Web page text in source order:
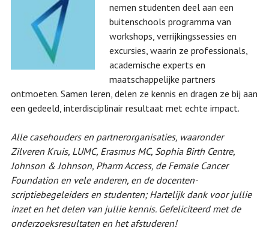
nemen studenten deel aan een
buitenschools programma van
workshops, verrijkingssessies en
excursies, waarin ze professionals,
academische experts en
maatschappelijke partners
ontmoeten. Samen leren, delen ze kennis en dragen ze bij aan
een gedeeld, interdisciplinair resultaat met echte impact.
Alle casehouders en partnerorganisaties, waaronder
Zilveren Kruis, LUMC, Erasmus MC, Sophia Birth Centre,
Johnson & Johnson, Pharm Access, de Female Cancer
Foundation en vele anderen, en de docenten-
scriptiebegeleiders en studenten; Hartelijk dank voor jullie
inzet en het delen van jullie kennis. Gefeliciteerd met de
onderzoeksresultaten en het afstuderen!